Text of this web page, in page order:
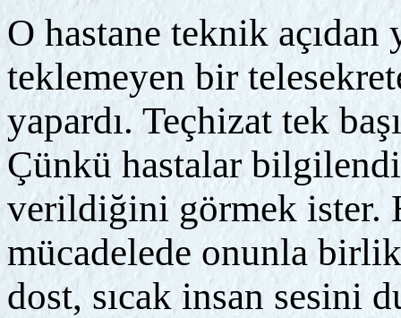
O hastane teknik
teklemeyen bir
yapardı. Teçhizat tek
Çünkü hastalar
verildiğini görmek ister.
mücadelede onunla
dost, sıcak insan sesini